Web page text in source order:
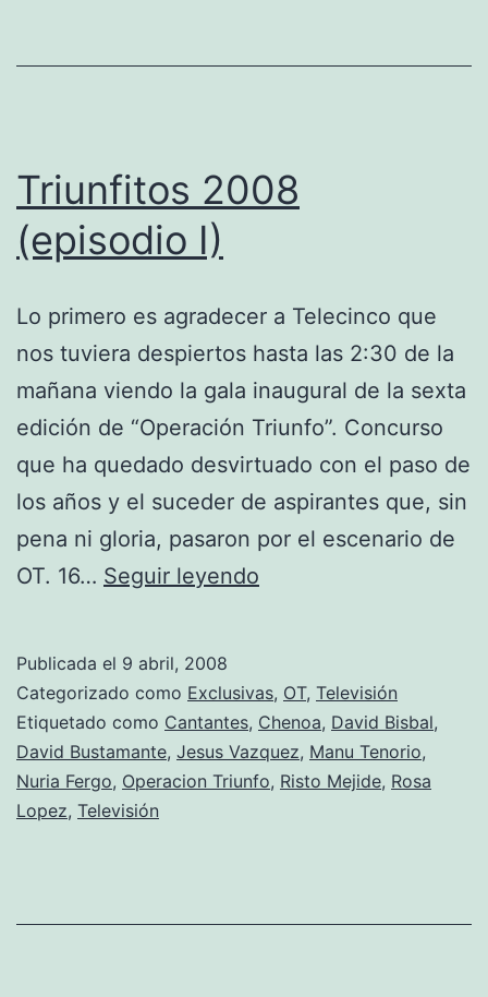
Triunfitos 2008
(episodio I)
Lo primero es agradecer a Telecinco que
nos tuviera despiertos hasta las 2:30 de la
mañana viendo la gala inaugural de la sexta
edición de “Operación Triunfo”. Concurso
que ha quedado desvirtuado con el paso de
los años y el suceder de aspirantes que, sin
pena ni gloria, pasaron por el escenario de
OT. 16… Seguir leyendo
I)
Publicada el 9 abril, 2008
Categorizado como Exclusivas, OT, Televisión
Etiquetado como Cantantes, Chenoa, David Bisbal,
David Bustamante, Jesus Vazquez, Manu Tenorio,
Nuria Fergo, Operacion Triunfo, Risto Mejide, Rosa
Lopez, Televisión